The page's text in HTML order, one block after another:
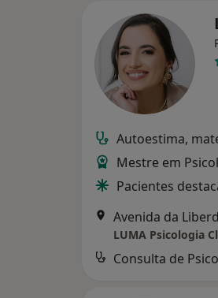
Autoestima,
Mestre em
Pacientes
Avenida da
Consulta de